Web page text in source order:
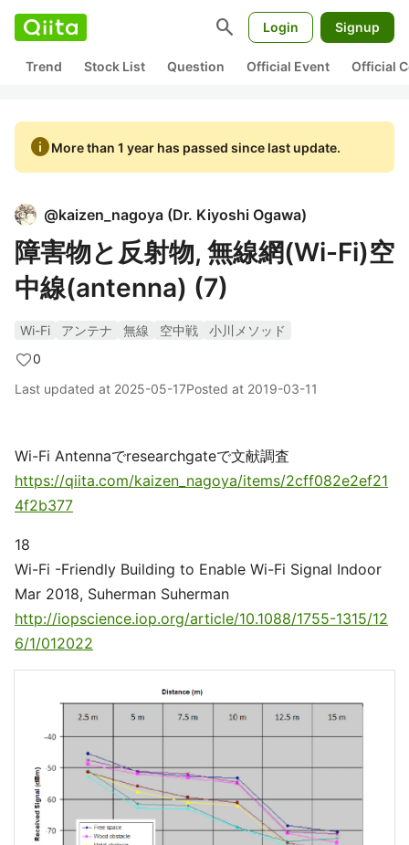
search Login Signup
Trend Stock List Question Official Event Official
infoMore than 1 year has passed since last update.
@kaizen_nagoya (Dr. Kiyoshi Ogawa)
障害物と反射物, 無線網(Wi-Fi)空
中線(antenna) (7)
Wi-Fi アンテナ 無線 空中戦
小川メソッド
0
Last updated at 2025-05-17Posted at 2019-03-11
Wi-Fi Antennaでresearchgateで文献調査
https://qiita.com/kaizen_nagoya/items/2cff082e2ef21
4f2b377
18
Wi-Fi -Friendly Building to Enable Wi-Fi Signal Indoor
Mar 2018, Suherman Suherman
http://iopscience.iop.org/article/10.1088/1755-1315/12
6/1/012022